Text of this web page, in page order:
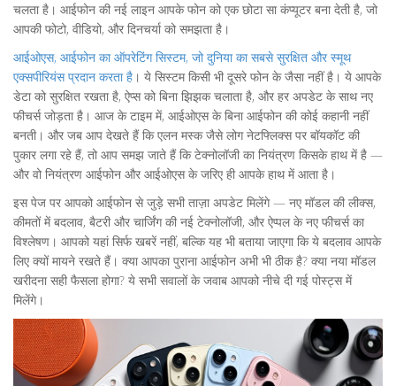
चलता है। आईफोन की नई लाइन आपके फोन को एक छोटा सा कंप्यूटर बना देती है, जो
आपकी फोटो, वीडियो, और दिनचर्या को समझता है।
आईओएस, आईफोन का ऑपरेटिंग सिस्टम, जो दुनिया का सबसे सुरक्षित और स्मूथ
एक्सपीरियंस प्रदान करता है । ये सिस्टम किसी भी दूसरे फोन के जैसा नहीं है। ये आपके
डेटा को सुरक्षित रखता है, ऐप्स को बिना झिझक चलाता है, और हर अपडेट के साथ नए
फीचर्स जोड़ता है। आज के टाइम में, आईओएस के बिना आईफोन की कोई कहानी नहीं
बनती। और जब आप देखते हैं कि एलन मस्क जैसे लोग नेटफ्लिक्स पर बॉयकॉट की
पुकार लगा रहे हैं, तो आप समझ जाते हैं कि टेक्नोलॉजी का नियंत्रण किसके हाथ में है —
और वो नियंत्रण आईफोन और आईओएस के जरिए ही आपके हाथ में आता है।
इस पेज पर आपको आईफोन से जुड़े सभी ताज़ा अपडेट मिलेंगे — नए मॉडल की लीक्स,
कीमतों में बदलाव, बैटरी और चार्जिंग की नई टेक्नोलॉजी, और ऐप्पल के नए फीचर्स का
विश्लेषण। आपको यहां सिर्फ खबरें नहीं, बल्कि यह भी बताया जाएगा कि ये बदलाव आपके
लिए क्यों मायने रखते हैं। क्या आपका पुराना आईफोन अभी भी ठीक है? क्या नया मॉडल
खरीदना सही फैसला होगा? ये सभी सवालों के जवाब आपको नीचे दी गई पोस्ट्स में
मिलेंगे।